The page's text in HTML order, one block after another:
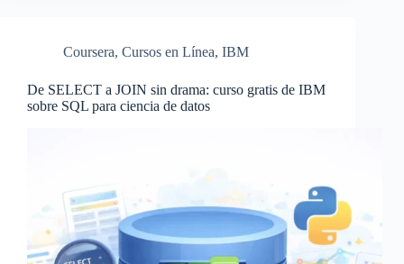
Coursera, Cursos en Línea, IBM
De SELECT a JOIN sin drama: curso gratis de IBM
sobre SQL para ciencia de datos